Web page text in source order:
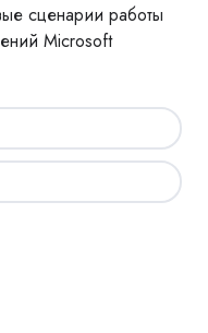
сценарии работы
Microsoft